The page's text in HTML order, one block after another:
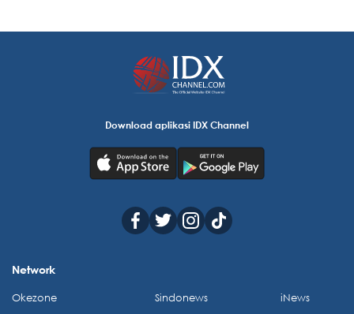
Download aplikasi IDX Channel
Network
Okezone
Sindonews
iNews